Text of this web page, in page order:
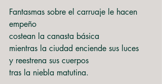
Fantasmas sobre el carruaje le hacen
empeño
costean la canasta básica
mientras la ciudad enciende sus luces
y reestrena sus cuerpos
tras la niebla matutina.